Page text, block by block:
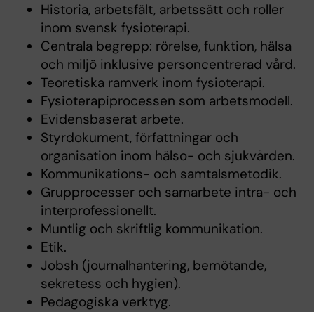
Historia, arbetsfält, arbetssätt och roller
inom svensk fysioterapi.
Centrala begrepp: rörelse, funktion, hälsa
och miljö inklusive personcentrerad vård.
Teoretiska ramverk inom fysioterapi.
Fysioterapiprocessen som arbetsmodell.
Evidensbaserat arbete.
Styrdokument, författningar och
organisation inom hälso- och sjukvården.
Kommunikations- och samtalsmetodik.
Grupprocesser och samarbete intra- och
interprofessionellt.
Muntlig och skriftlig kommunikation.
Etik.
Jobsh (journalhantering, bemötande,
sekretess och hygien).
Pedagogiska verktyg.